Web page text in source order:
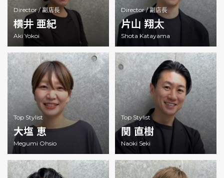
Director /副店長
横井 亜紀
Aki Yokoi
Director /副店長
片山 翔太
Shota Katayama
Top Stylist
大塩 恵
Megumi Ohsio
Top Stylist
関 直樹
Naoki Seki